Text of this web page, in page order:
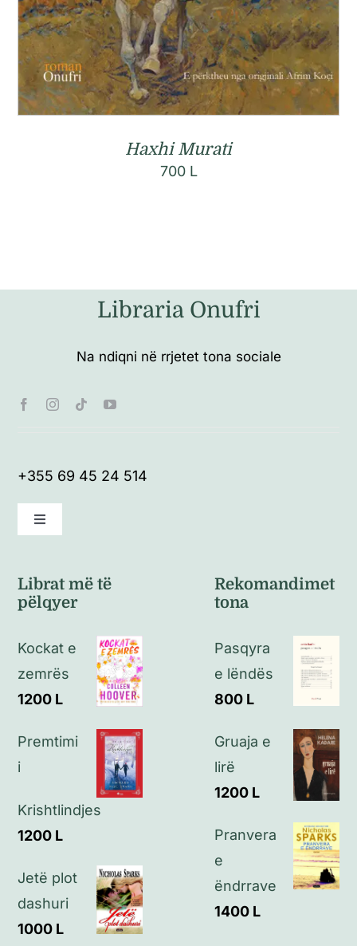
Haxhi Murati
700 L
Libraria Onufri
Na ndiqni në rrjetet tona sociale
+355 69 45 24 514
Toggle
Politikat e kthimeve
Politikat e privatësisë
Librat më të
pëlqyer
Kockat e
zemrës
1200 L
Premtimi
i
Krishtlindjes
1200 L
Jetë plot
dashuri
1000 L
Rekomandimet
tona
Pasqyra
e lëndës
800 L
Gruaja e
lirë
1200 L
Pranvera
e
ëndrrave
1400 L